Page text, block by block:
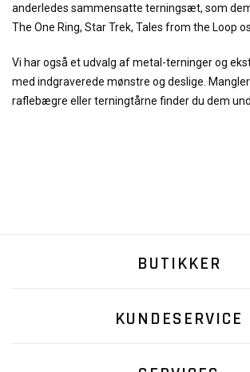
anderledes sammensatte terningsæt, som
The One Ring, Star Trek, Tales from the Loop
Vi har også et udvalg af metal-terninger og
med indgraverede mønstre og deslige.
raflebægre eller terningtårne finder du dem
BUTIKKER
KUNDESERVICE